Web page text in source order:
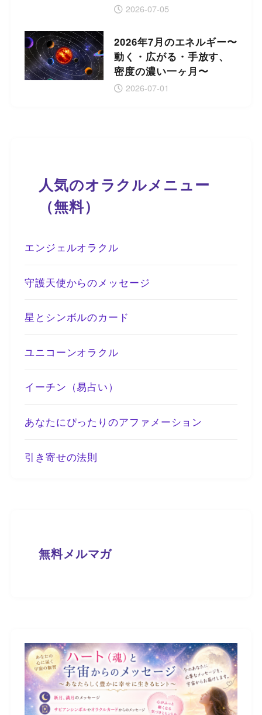
2026-07-05
2026年7月のエネルギー〜
動く・広がる・手放す、
密度の濃い一ヶ月〜
2026-07-01
人気のオラクルメニュー
（無料）
エンジェルオラクル
守護天使からのメッセージ
星とシンボルのカード
ユニコーンオラクル
イーチン（易占い）
あなたにぴったりのアファメーション
引き寄せの法則
無料メルマガ